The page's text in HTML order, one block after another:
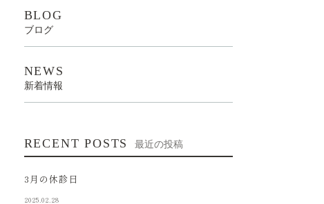
BLOG
ブログ
NEWS
新着情報
RECENT POSTS 最近の投稿
3月の休診日
2025.02.28